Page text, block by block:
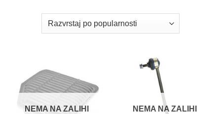
NEMA NA ZALIHI NEMA NA ZALIHI